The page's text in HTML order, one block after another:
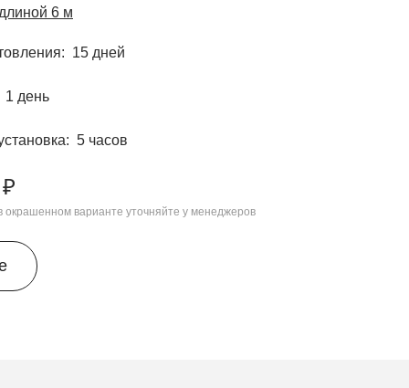
6 м
15 дней
1 день
5 часов
окрашенном варианте уточняйте у менеджеров